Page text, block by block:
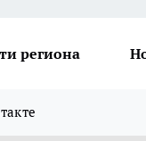
региона